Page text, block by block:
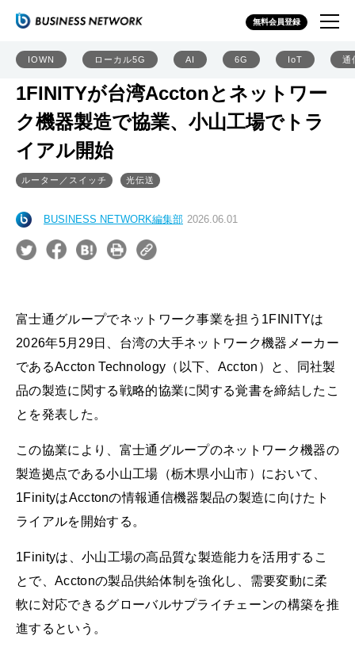
無料会員登録
IOWN ローカル5G AI 6G IoT 通
1FINITYが台湾Acctonとネットワー
ク機器製造で協業、小山工場でトラ
イアル開始
ルーター／スイッチ 光伝送
BUSINESS NETWORK編集部 2026.06.01
富士通グループでネットワーク事業を担う1FINITYは
2026年5月29日、台湾の大手ネットワーク機器メーカー
であるAccton Technology（以下、Accton）と、同社製
品の製造に関する戦略的協業に関する覚書を締結したこ
とを発表した。
この協業により、富士通グループのネットワーク機器の
製造拠点である小山工場（栃木県小山市）において、
1FinityはAcctonの情報通信機器製品の製造に向けたト
ライアルを開始する。
1Finityは、小山工場の高品質な製造能力を活用するこ
とで、Acctonの製品供給体制を強化し、需要変動に柔
軟に対応できるグローバルサプライチェーンの構築を推
進するという。